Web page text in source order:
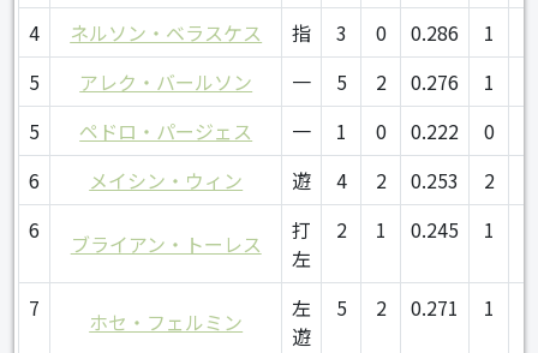
4
ネルソン・ベラスケス 指 3 0 0.286 1
5
アレク・バールソン 一 5 2 0.276 1
5
ペドロ・パージェス 一 1 0 0.222 0
6
メイシン・ウィン 遊 4 2 0.253 2
6
ブライアン・トーレス
打
左
2 1 0.245 1
7 ホセ・フェルミン
左
遊
5 2 0.271 1